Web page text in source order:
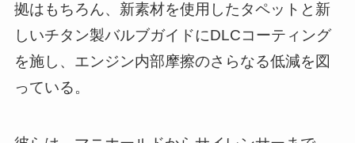
拠はもちろん、新素材を使用したタペットと新
しいチタン製バルブガイドにDLCコーティング
を施し、エンジン内部摩擦のさらなる低減を図
っている。